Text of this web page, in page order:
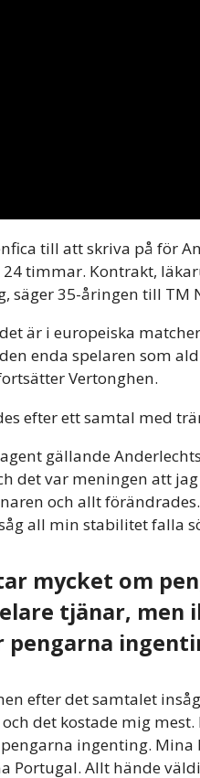
till att skriva på för
timmar. Kontrakt,
säger 35-åringen till TM
är i europeiska
enda spelaren som
Vertonghen.
efter ett samtal med
gällande
det var meningen att
och allt
all min stabilitet falla
mycket om
tjänar, men
pengarna
efter det samtalet
det kostade mig
ingenting. Mina
Portugal. Allt hände